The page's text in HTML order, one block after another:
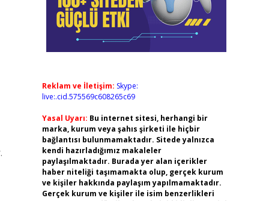
Reklam ve İletişim: Skype:
live:.cid.575569c608265c69
Yasal Uyarı: Bu internet sitesi, herhangi bir
marka, kurum veya şahıs şirketi ile hiçbir
bağlantısı bulunmamaktadır. Sitede yalnızca
kendi hazırladığımız makaleler
paylaşılmaktadır. Burada yer alan içerikler
haber niteliği taşımamakta olup, gerçek kurum
ve kişiler hakkında paylaşım yapılmamaktadır.
Gerçek kurum ve kişiler ile isim benzerlikleri